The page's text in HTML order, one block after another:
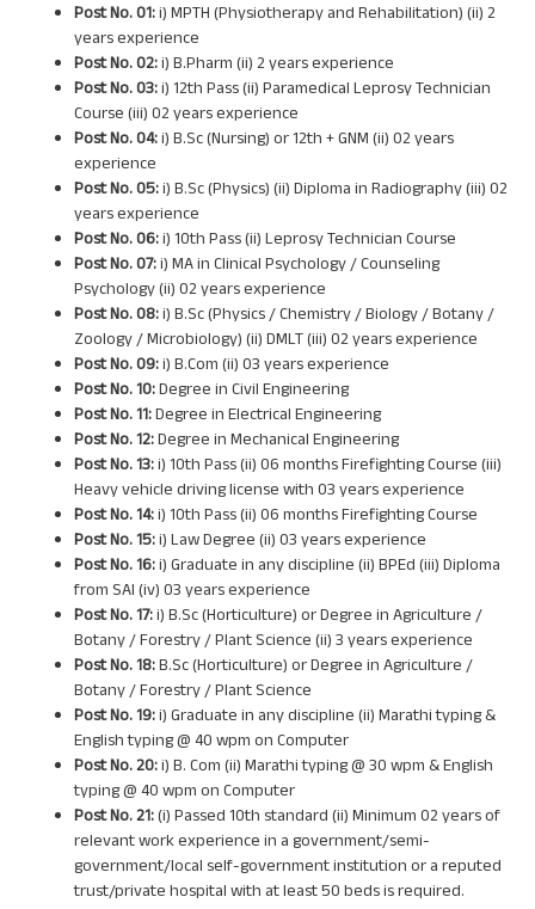
Post No. 01:i) MPTH (Physiotherapy and Rehabilitation) (ii) 2
years experience
Post No. 02:i) B.Pharm (ii) 2 years experience
Post No. 03:i) 12th Pass (ii) Paramedical Leprosy Technician
Course (iii) 02 years experience
Post No. 04:i) B.Sc (Nursing) or 12th + GNM (ii) 02 years
experience
Post No. 05:i) B.Sc (Physics) (ii) Diploma in Radiography (iii) 02
years experience
Post No. 06:i) 10th Pass (ii) Leprosy Technician Course
Post No. 07:i) MA in Clinical Psychology / Counseling
Psychology (ii) 02 years experience
Post No. 08:i) B.Sc (Physics / Chemistry / Biology / Botany /
Zoology / Microbiology) (ii) DMLT (iii) 02 years experience
Post No. 09:i) B.Com (ii) 03 years experience
Post No. 10:Degree in Civil Engineering
Post No. 11:Degree in Electrical Engineering
Post No. 12:Degree in Mechanical Engineering
Post No. 13:i) 10th Pass (ii) 06 months Firefighting Course (iii)
Heavy vehicle driving license with 03 years experience
Post No. 14:i) 10th Pass (ii) 06 months Firefighting Course
Post No. 15:i) Law Degree (ii) 03 years experience
Post No. 16:i) Graduate in any discipline (ii) BPEd (iii) Diploma
from SAI (iv) 03 years experience
Post No. 17:i) B.Sc (Horticulture) or Degree in Agriculture /
Botany / Forestry / Plant Science (ii) 3 years experience
Post No. 18:B.Sc (Horticulture) or Degree in Agriculture /
Botany / Forestry / Plant Science
Post No. 19:i) Graduate in any discipline (ii) Marathi typing &
English typing @ 40 wpm on Computer
Post No. 20:i) B. Com (ii) Marathi typing @ 30 wpm & English
typing @ 40 wpm on Computer
Post No. 21:(i) Passed 10th standard (ii) Minimum 02 years of
relevant work experience in a government/semi-
government/local self-government institution or a reputed
trust/private hospital with at least 50 beds is required.